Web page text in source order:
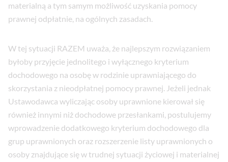
materialną a tym samym możliwość uzyskania pomocy
prawnej odpłatnie, na ogólnych zasadach.
W tej sytuacji RAZEM uważa, że najlepszym rozwiązaniem
byłoby przyjęcie jednolitego i wyłącznego kryterium
dochodowego na osobę w rodzinie uprawniającego do
skorzystania z nieodpłatnej pomocy prawnej. Jeżeli jednak
Ustawodawca wyliczając osoby uprawnione kierował się
również innymi niż dochodowe przesłankami, postulujemy
wprowadzenie dodatkowego kryterium dochodowego dla
grup uprawnionych oraz rozszerzenie listy uprawnionych o
osoby znajdujące się w trudnej sytuacji życiowej i materialnej